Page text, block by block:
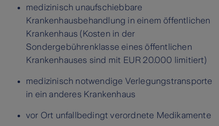
medizinisch unaufschiebbare
Krankenhausbehandlung in einem öffentlichen
Krankenhaus (Kosten in der
Sondergebührenklasse eines öffentlichen
Krankenhauses sind mit EUR 20.000 limitiert)
medizinisch notwendige Verlegungstransporte
in ein anderes Krankenhaus
vor Ort unfallbedingt verordnete Medikamente